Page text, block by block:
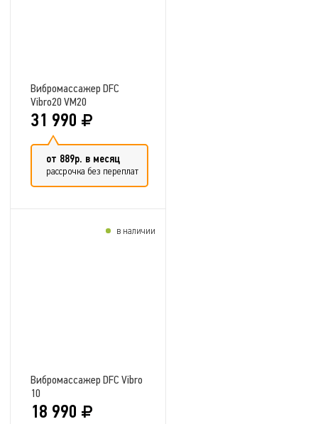
Вибромассажер DFC
Vibro20 VM20
31 990
от 889р. в месяц
рассрочка без переплат
Вибромассажер DFC Vibro
10
18 990
в наличии